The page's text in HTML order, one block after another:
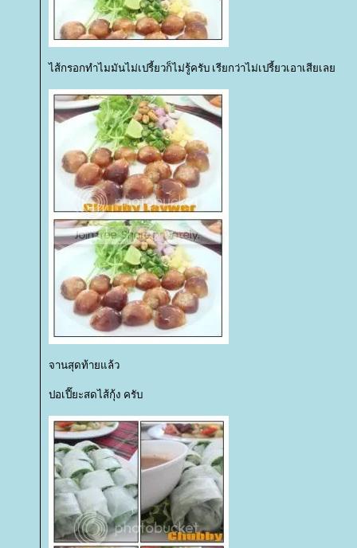
ไส้กรอกทำไมมันไม่เปรี้ยวก็ไม่รู้ครับ เรียกว่าไม่เปรี้ยวเอาเสียเล
จานสุดท้ายแล้ว
ปอเปี๊ยะสดไส้กุ้ง ครับ